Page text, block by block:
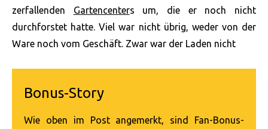
zerfallenden Gartencenters um, die er noch nicht
durchforstet hatte. Viel war nicht übrig, weder von der
Ware noch vom Geschäft. Zwar war der Laden nicht
Bonus-Story
Wie oben im Post angemerkt, sind Fan-Bonus-